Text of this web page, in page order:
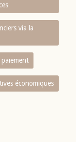
via la
économiques